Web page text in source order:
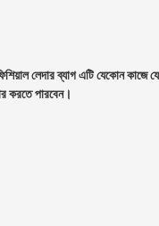
লেদার ব্যাগ এটি যেকোন কাজে
করতে পারবেন।